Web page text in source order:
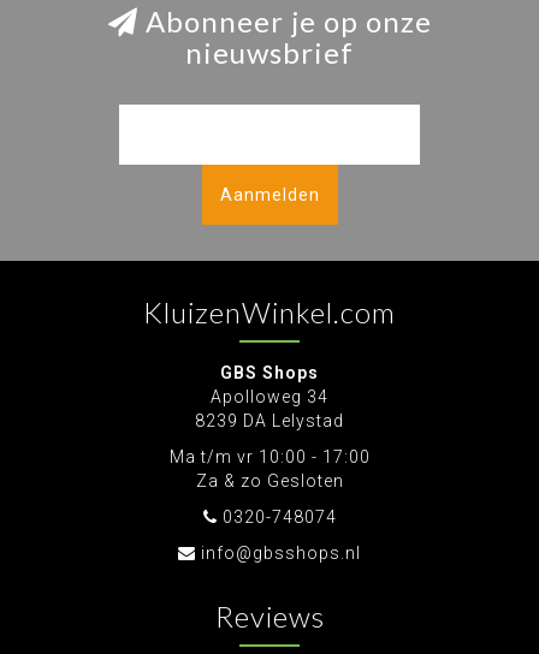
Abonneer je op onze
nieuwsbrief
Aanmelden
KluizenWinkel.com
GBS Shops
Apolloweg 34
8239 DA Lelystad
Ma t/m vr 10:00 - 17:00
Za & zo Gesloten
0320-748074
info@gbsshops.nl
Reviews